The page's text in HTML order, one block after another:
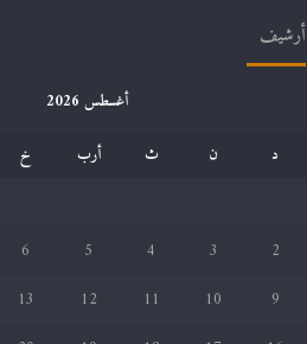
أرشيف
أغسطس 2026
د
ن ث أرب خ
2
3
4
5
6
9
10
11
12
13